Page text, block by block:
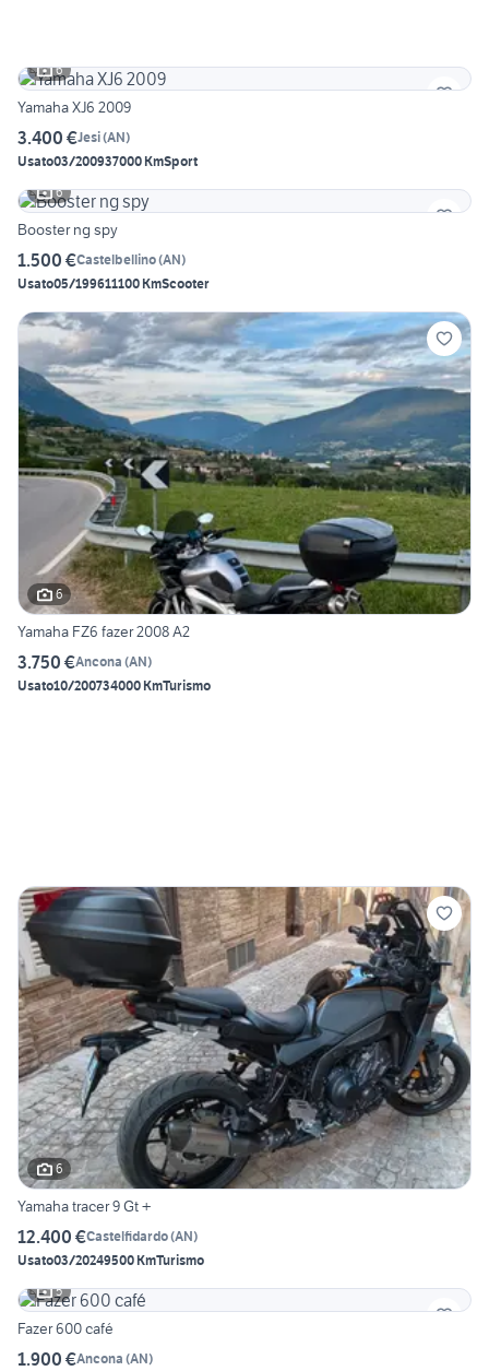
6
Yamaha XJ6 2009
3.400 €Jesi(AN)
Usato03/200937000 KmSport
6
Booster ng spy
1.500 €Castelbellino(AN)
Usato05/199611100 KmScooter
6
Yamaha FZ6 fazer 2008 A2
3.750 €Ancona (AN)
Usato10/200734000 KmTurismo
6
Yamaha tracer 9 Gt +
12.400 €Castelfidardo(AN)
Usato03/20249500 KmTurismo
5
Fazer 600 café
1.900 €Ancona (AN)